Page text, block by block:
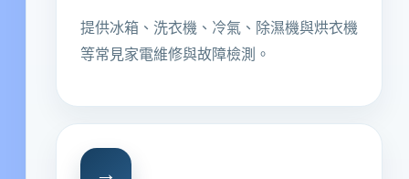
提供冰箱、洗衣機、冷氣、除濕機與烘衣機
等常見家電維修與故障檢測。
→